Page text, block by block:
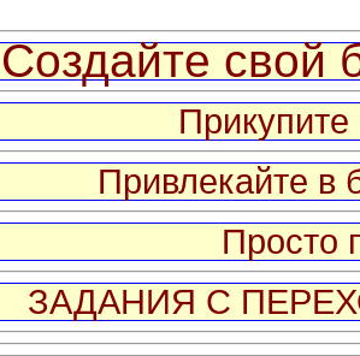
Создайте свой
Привлекайте в
Просто
ЗАДАНИЯ С